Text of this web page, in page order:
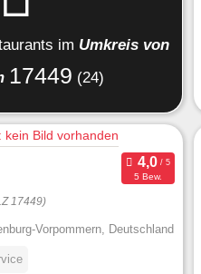
im Umkreis von
17449 (24)
5 Bew.
17449)
Vorpommern, Deutschland